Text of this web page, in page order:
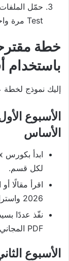
Test مرة واحدة على الأقل قبل موعد امتحانك.
باستخدام أفضل 5
إليك نموذج
الأسبوع
الأساس
لكل قسم.
2026 واستراتيجيات كل قسم.
نفّذ عددًا
PDF المجاني لـ Magoosh (10–15 سؤالًا يوميًا).
الأسبوع